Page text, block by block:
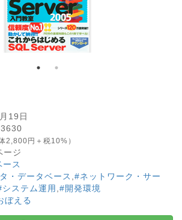
19日
体2,800円＋税10%）
ージ
ース
・データベース #ネットワーク・サー
システム運用 #開発環境
ぼえる